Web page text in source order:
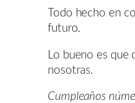
Todo hecho en
futuro.
Lo bueno es que
nosotras.
Cumpleaños